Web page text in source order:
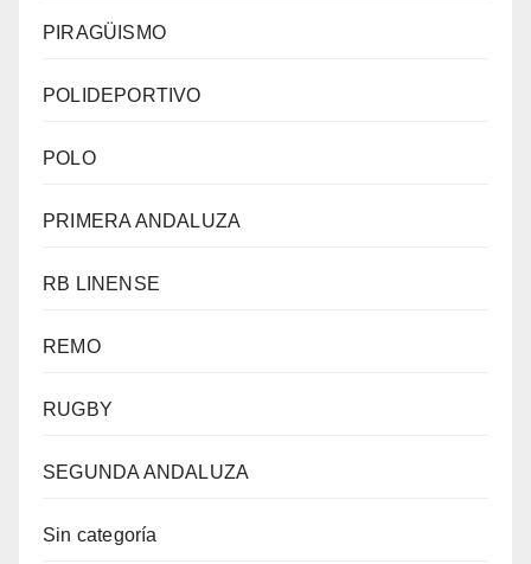
PIRAGÜISMO
POLIDEPORTIVO
POLO
PRIMERA ANDALUZA
RB LINENSE
REMO
RUGBY
SEGUNDA ANDALUZA
Sin categoría